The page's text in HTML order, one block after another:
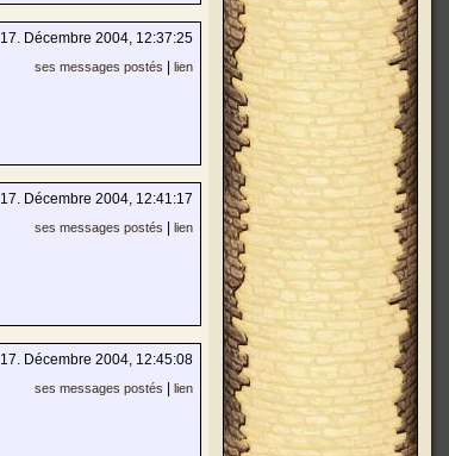
17. Décembre 2004, 12:37:25
ses messages postés lien
17. Décembre 2004, 12:41:17
ses messages postés lien
17. Décembre 2004, 12:45:08
ses messages postés lien